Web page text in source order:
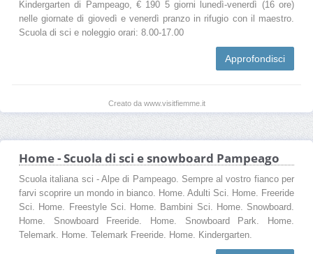
Kindergarten di Pampeago, € 190 5 giorni lunedì-venerdì (16 ore)
nelle giornate di giovedì e venerdì pranzo in rifugio con il maestro.
Scuola di sci e noleggio orari: 8.00-17.00
Approfondisci
Creato da www.visitfiemme.it
Home - Scuola di sci e snowboard Pampeago
Scuola italiana sci - Alpe di Pampeago. Sempre al vostro fianco per
farvi scoprire un mondo in bianco. Home. Adulti Sci. Home. Freeride
Sci. Home. Freestyle Sci. Home. Bambini Sci. Home. Snowboard.
Home. Snowboard Freeride. Home. Snowboard Park. Home.
Telemark. Home. Telemark Freeride. Home. Kindergarten.